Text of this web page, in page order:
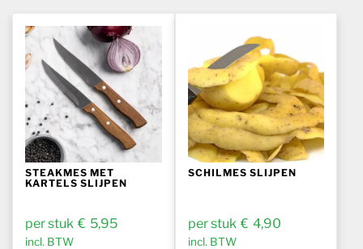
STEAKMES MET
KARTELS SLIJPEN
€ 5,95
incl. BTW
SCHILMES SLIJPEN
€ 4,90
incl. BTW